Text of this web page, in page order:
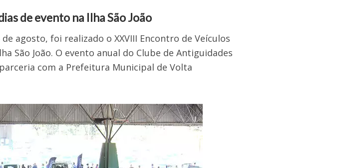
de evento na Ilha São João
agosto, foi realizado o XXVIII Encontro de Veículos
São João. O evento anual do Clube de Antiguidades
com a Prefeitura Municipal de Volta